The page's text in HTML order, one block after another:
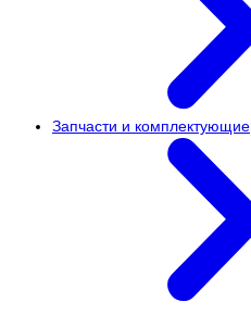
Запчасти и комплектующие